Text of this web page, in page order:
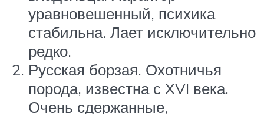
уравновешенный, психика
стабильна. Лает исключительно
редко.
Русская борзая. Охотничья
порода, известна с XVI века.
Очень сдержанные,